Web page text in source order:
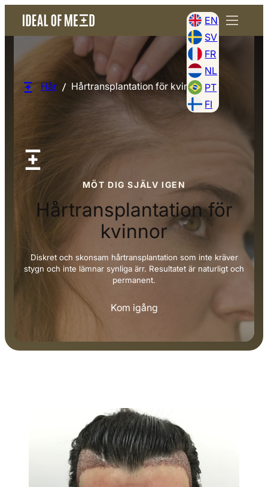
EN
SV
FR
NL
PT
FI
Hår Hårtransplantation för kvinnor
MÖT DIG SJÄLV IGEN
Hårtransplantation för
kvinnor
Diskret och skonsam hårtransplantation som inte kräver
stygn och inte lämnar synliga ärr. Resultatet är naturligt och
permanent.
Kom igång